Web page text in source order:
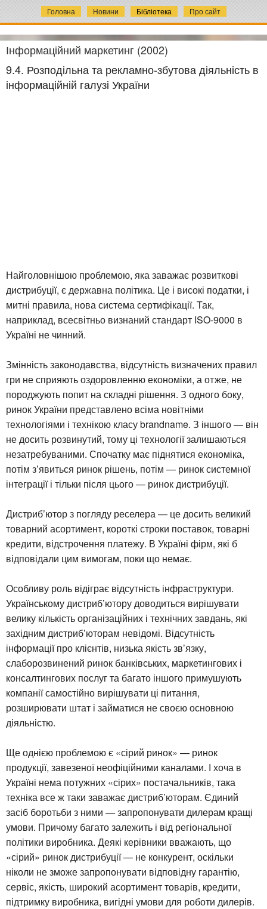
Головна Новини Бібліотека Про сайт
Інформаційний маркетинг (2002)
9.4. Розподільна та рекламно-збутова діяльність в
інформаційній галузі України
Найголовнішою проблемою, яка заважає розвиткові
дистрибуції, є державна політика. Це і високі податки, і
митні правила, нова система сертифікації. Так,
наприклад, всесвітньо визнаний стандарт ISO-9000 в
Україні не чинний.
Змінність законодавства, відсутність визначених правил
гри не сприяють оздоровленню економіки, а отже, не
породжують попит на складні рішення. З одного боку,
ринок України представлено всіма новітніми
технологіями і технікою класу brandname. З іншого — він
не досить розвинутий, тому ці технології залишаються
незатребуваними. Спочатку має піднятися економіка,
потім з’явиться ринок рішень, потім — ринок системної
інтеграції і тільки після цього — ринок дистрибуції.
Дистриб’ютор з погляду реселера — це досить великий
товарний асортимент, короткі строки поставок, товарні
кредити, відстрочення платежу. В Україні фірм, які б
відповідали цим вимогам, поки що немає.
Особливу роль відіграє відсутність інфраструктури.
Українському дистриб’ютору доводиться вирішувати
велику кількість організаційних і технічних завдань, які
західним дистриб’юторам невідомі. Відсутність
інформації про клієнтів, низька якість зв’язку,
слаборозвинений ринок банківських, маркетингових і
консалтингових послуг та багато іншого примушують
компанії самостійно вирішувати ці питання,
розширювати штат і займатися не своєю основною
діяльністю.
Ще однією проблемою є «сірий ринок» — ринок
продукції, завезеної неофіційними каналами. І хоча в
Україні нема потужних «сірих» постачальників, така
техніка все ж таки заважає дистриб’юторам. Єдиний
засіб боротьби з ними — запропонувати дилерам кращі
умови. Причому багато залежить і від регіональної
політики виробника. Деякі керівники вважають, що
«сірий» ринок дистрибуції — не конкурент, оскільки
ніколи не зможе запропонувати відповідну гарантію,
сервіс, якість, широкий асортимент товарів, кредити,
підтримку виробника, вигідні умови для роботи дилерів.